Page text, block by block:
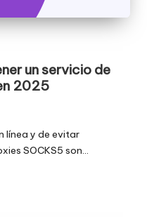
un servicio de
2025
línea y de evitar
SOCKS5 son...